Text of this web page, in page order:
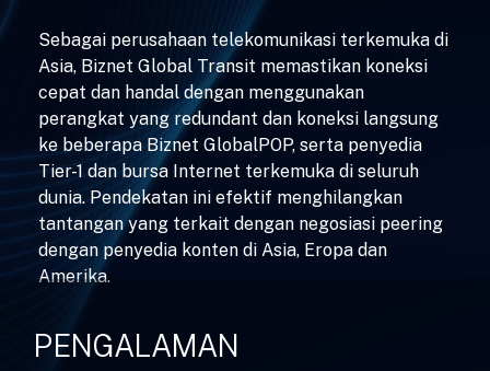
Sebagai perusahaan telekomunikasi terkemuka di
Asia, Biznet Global Transit memastikan koneksi
cepat dan handal dengan menggunakan
perangkat yang redundant dan koneksi langsung
ke beberapa Biznet GlobalPOP, serta penyedia
Tier-1 dan bursa Internet terkemuka di seluruh
dunia. Pendekatan ini efektif menghilangkan
tantangan yang terkait dengan negosiasi peering
dengan penyedia konten di Asia, Eropa dan
Amerika.
PENGALAMAN